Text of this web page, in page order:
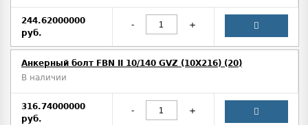
244.62000000
руб.
- +
Анкерный болт FBN II 10/140 GVZ (10X216) (20)
В наличии
316.74000000
руб.
- +